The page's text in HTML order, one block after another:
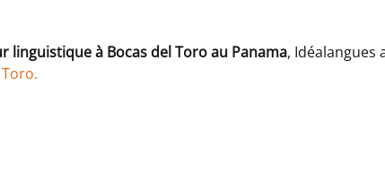
linguistique à Bocas del Toro au Panama, Idéalangues
Toro.